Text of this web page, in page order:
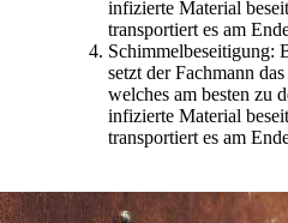
infizierte Material
transportiert es am
Schimmelbeseitigung:
setzt der Fachmann
welches am besten zu
infizierte Material
transportiert es am